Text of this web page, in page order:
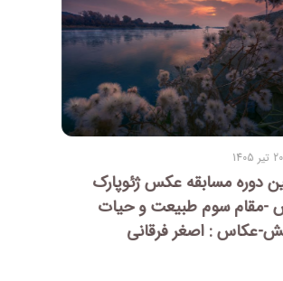
مسابقه عکس ژئوپارک
سوم طبیعت و حیات
: اصغر فرقانی